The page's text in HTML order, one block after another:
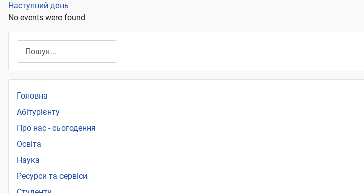
Наступний день
No events were found
Головна
Абітурієнту
Про нас - сьогодення
Освіта
Наука
Ресурси та сервіси